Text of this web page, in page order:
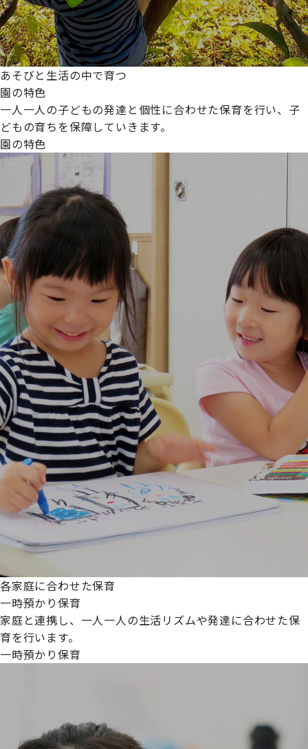
あそびと生活の中で育つ
園の特色
一人一人の子どもの発達と個性に合わせた保育を行い、子
どもの育ちを保障していきます。
園の特色
各家庭に合わせた保育
一時預かり保育
家庭と連携し、一人一人の生活リズムや発達に合わせた保
育を行います。
一時預かり保育